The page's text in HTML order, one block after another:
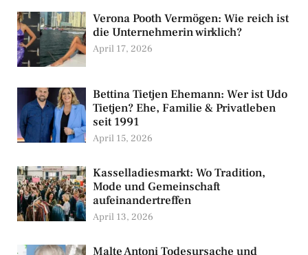
Verona Pooth Vermögen: Wie reich ist
die Unternehmerin wirklich?
April 17, 2026
Bettina Tietjen Ehemann: Wer ist Udo
Tietjen? Ehe, Familie & Privatleben
seit 1991
April 15, 2026
Kasselladiesmarkt: Wo Tradition,
Mode und Gemeinschaft
aufeinandertreffen
April 13, 2026
Malte Antoni Todesursache und